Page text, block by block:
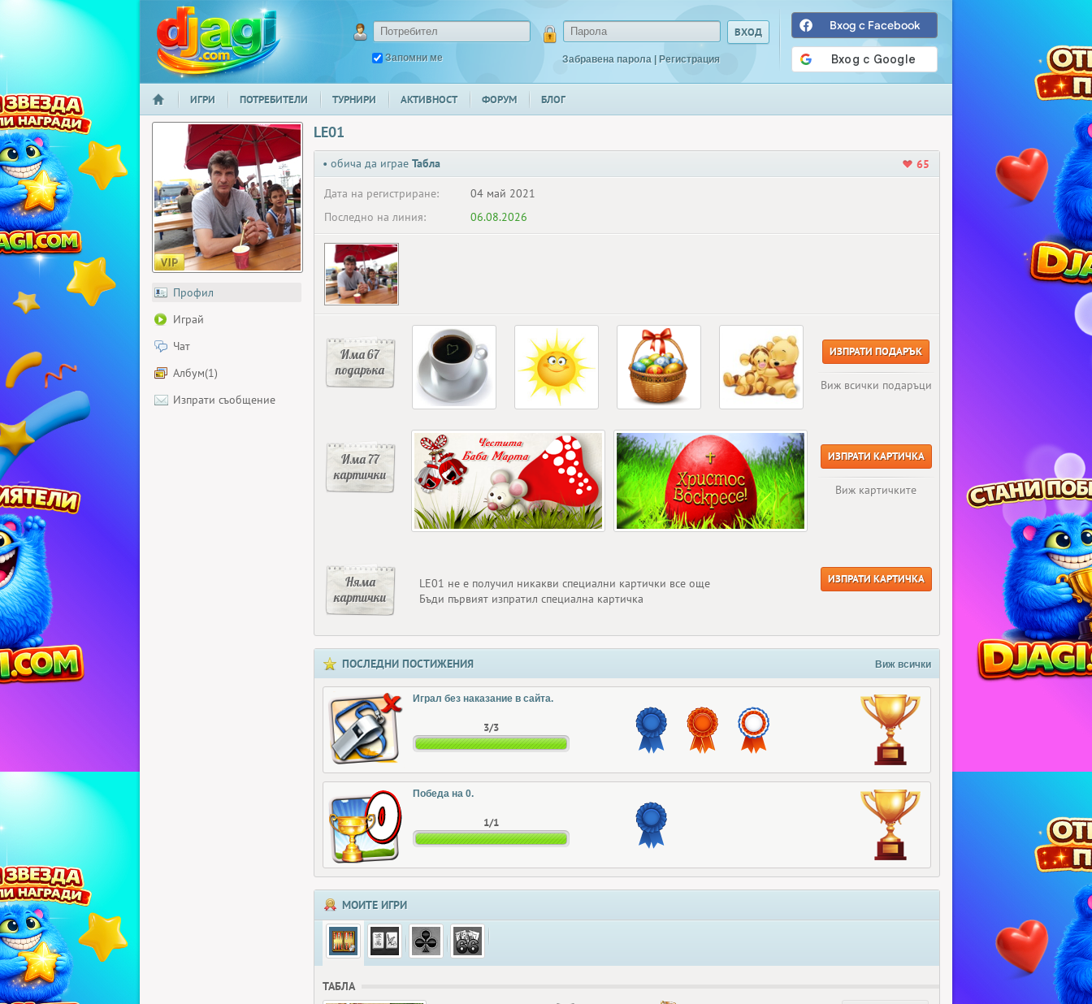
djagi.com
Запомни ме Забравена парола | Регистрация
Вход с Facebook
НАЧАЛО
ИГРИ ПОТРЕБИТЕЛИ ТУРНИРИ АКТИВНОСТ ФОРУМ БЛОГ
Профил
Играй
Чат
Албум(1)
Изпрати съобщение
LE01
• обича да играе Табла
65
Дата на регистриране:
04 май 2021
Последно на линия:
06.08.2026
Има 67
подаръка
ИЗПРАТИ ПОДАРЪК
Виж всички подаръци
Има 77
картички
ИЗПРАТИ КАРТИЧКА
Виж картичките
Няма
картички
LE01 не е получил никакви специални картички все още
Бъди първият изпратил специална картичка
ИЗПРАТИ КАРТИЧКА
ПОСЛЕДНИ ПОСТИЖЕНИЯ Виж всички
Играл без наказание в сайта.
3/3
Победа на 0.
1/1
МОИТЕ ИГРИ
ТАБЛА